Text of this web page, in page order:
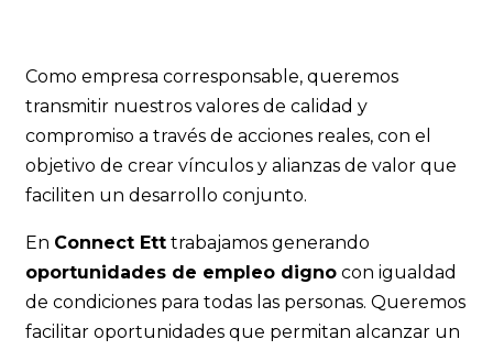
Como empresa corresponsable, queremos
transmitir nuestros valores de calidad y
compromiso a través de acciones reales, con el
objetivo de crear vínculos y alianzas de valor que
faciliten un desarrollo conjunto.
En Connect Ett trabajamos generando
oportunidades de empleo digno con igualdad
de condiciones para todas las personas. Queremos
facilitar oportunidades que permitan alcanzar un